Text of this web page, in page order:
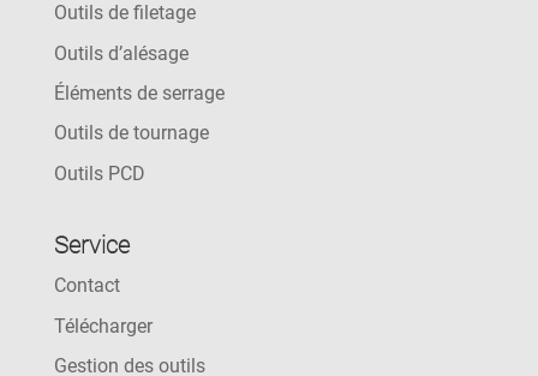
Outils de filetage
Outils d’alésage
Éléments de serrage
Outils de tournage
Outils PCD
Service
Contact
Télécharger
Gestion des outils